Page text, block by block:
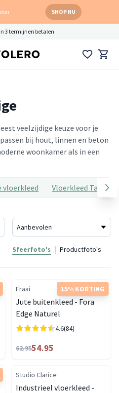
SHOP NU
3 termijnen betalen
veelzijdige keuze voor je
bij hout, linnen en beton
woonkamer als in een
vloerkleed Vloerkleed Taupe
Sfeerfoto's Productfoto's
15% KORTING
Fraai
Jute buitenkleed - Fora
Edge Naturel
4.6(84)
62.9554.95
Studio Clarice
Industrieel vloerkleed -